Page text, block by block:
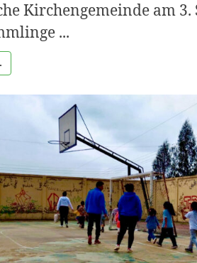
Kirchengemeinde am 3.
...